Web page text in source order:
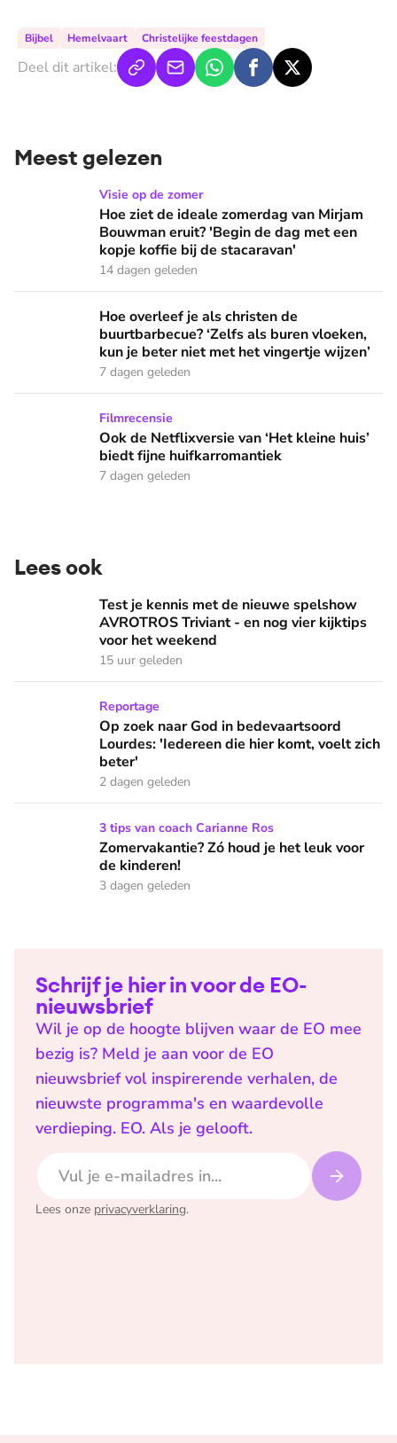
Bijbel Hemelvaart Christelijke feestdagen
Deel dit artikel:
Meest gelezen
Hoe ziet de ideale zomerdag van Mirjam Bouwman eruit?
Visie op de zomer
Hoe ziet de ideale zomerdag van Mirjam
Bouwman eruit? 'Begin de dag met een
kopje koffie bij de stacaravan'
14 dagen geleden
Hoe overleef je als christen de buurtbarbecue? ‘Zelfs als
Hoe overleef je als christen de
buurtbarbecue? ‘Zelfs als buren vloeken,
kun je beter niet met het vingertje wijzen’
7 dagen geleden
Ook de Netflixversie van ‘Het kleine huis’ biedt fijne
Filmrecensie
Ook de Netflixversie van ‘Het kleine huis’
biedt fijne huifkarromantiek
7 dagen geleden
Lees ook
Test je kennis met de nieuwe spelshow AVROTROS
Test je kennis met de nieuwe spelshow
AVROTROS Triviant - en nog vier kijktips
voor het weekend
15 uur geleden
Op zoek naar God in bedevaartsoord Lourdes: 'Iedereen
Reportage
Op zoek naar God in bedevaartsoord
Lourdes: 'Iedereen die hier komt, voelt zich
beter'
2 dagen geleden
Zomervakantie? Zó houd je het leuk voor de kinderen!
3 tips van coach Carianne Ros
Zomervakantie? Zó houd je het leuk voor
de kinderen!
3 dagen geleden
Schrijf je hier in voor de EO-
nieuwsbrief
Wil je op de hoogte blijven waar de EO mee
bezig is? Meld je aan voor de EO
nieuwsbrief vol inspirerende verhalen, de
nieuwste programma's en waardevolle
verdieping. EO. Als je gelooft.
Lees onze privacyverklaring.